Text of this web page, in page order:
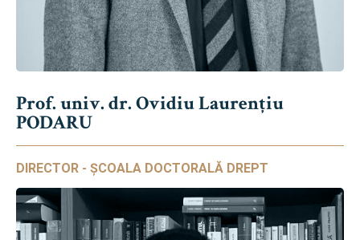
Prof. univ. dr. Ovidiu Laurențiu
PODARU
DIRECTOR - ȘCOALA DOCTORALĂ DREPT